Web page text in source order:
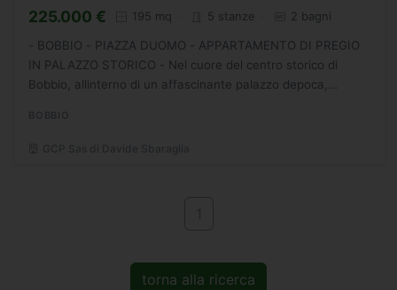
225.000 € 195 mq 5 stanze 2 bagni
- BOBBIO - PIAZZA DUOMO - APPARTAMENTO DI PREGIO
IN PALAZZO STORICO - Nel cuore del centro storico di
Bobbio, allinterno di un affascinante palazzo depoca,
torna alla ricerca